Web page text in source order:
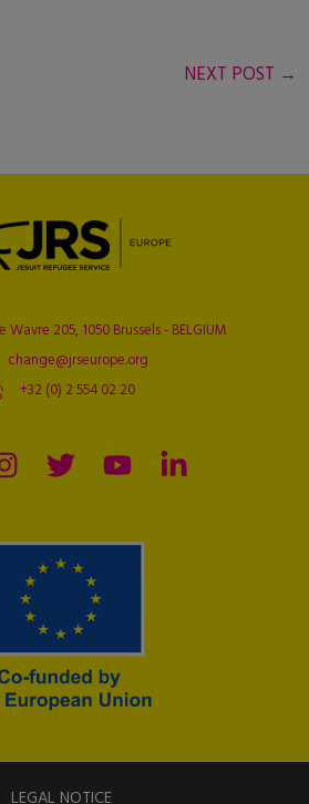
NEXT POST →
Wavre 205, 1050 Brussels - BELGIUM
change@jrseurope.org
+32 (0) 2 554 02 20
LEGAL NOTICE